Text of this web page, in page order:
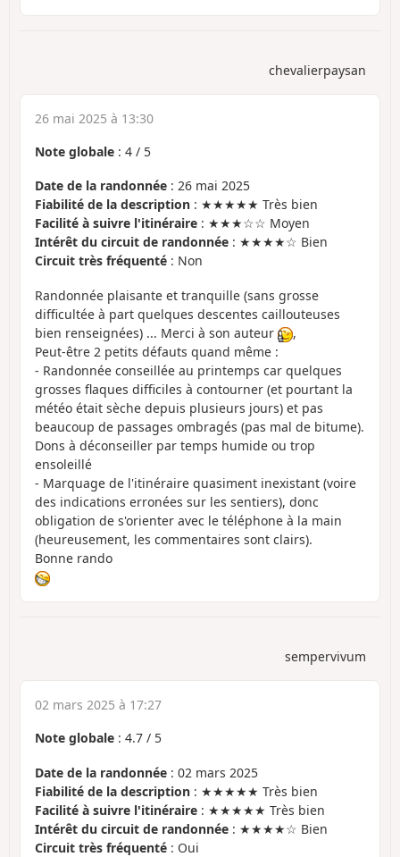
chevalierpaysan
26 mai 2025 à 13:30
Note globale : 4 / 5
Date de la randonnée : 26 mai 2025
Fiabilité de la description : ★★★★★ Très bien
Facilité à suivre l'itinéraire : ★★★☆☆ Moyen
Intérêt du circuit de randonnée : ★★★★☆ Bien
Circuit très fréquenté : Non
Randonnée plaisante et tranquille (sans grosse
difficultée à part quelques descentes caillouteuses
bien renseignées) ... Merci à son auteur
,
Peut-être 2 petits défauts quand même :
- Randonnée conseillée au printemps car quelques
grosses flaques difficiles à contourner (et pourtant la
météo était sèche depuis plusieurs jours) et pas
beaucoup de passages ombragés (pas mal de bitume).
Dons à déconseiller par temps humide ou trop
ensoleillé
- Marquage de l'itinéraire quasiment inexistant (voire
des indications erronées sur les sentiers), donc
obligation de s'orienter avec le téléphone à la main
(heureusement, les commentaires sont clairs).
Bonne rando
sempervivum
02 mars 2025 à 17:27
Note globale : 4.7 / 5
Date de la randonnée : 02 mars 2025
Fiabilité de la description : ★★★★★ Très bien
Facilité à suivre l'itinéraire : ★★★★★ Très bien
Intérêt du circuit de randonnée : ★★★★☆ Bien
Circuit très fréquenté : Oui